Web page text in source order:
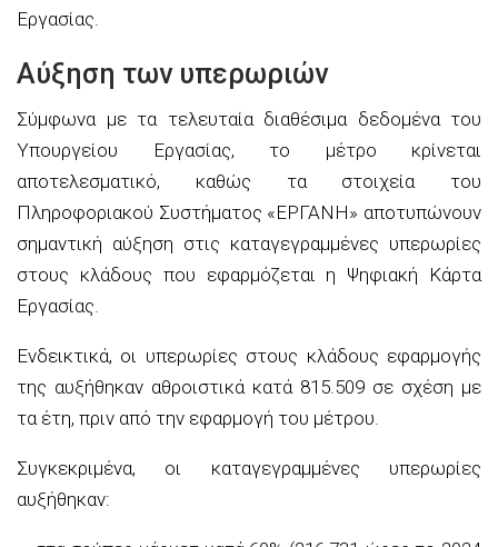
Εργασίας.
Αύξηση των υπερωριών
Σύμφωνα με τα τελευταία διαθέσιμα δεδομένα του
Υπουργείου Εργασίας, το μέτρο κρίνεται
αποτελεσματικό, καθώς τα στοιχεία του
Πληροφοριακού Συστήματος «ΕΡΓΑΝΗ» αποτυπώνουν
σημαντική αύξηση στις καταγεγραμμένες υπερωρίες
στους κλάδους που εφαρμόζεται η Ψηφιακή Κάρτα
Εργασίας.
Ενδεικτικά, οι υπερωρίες στους κλάδους εφαρμογής
της αυξήθηκαν αθροιστικά κατά 815.509 σε σχέση με
τα έτη, πριν από την εφαρμογή του μέτρου.
Συγκεκριμένα, οι καταγεγραμμένες υπερωρίες
αυξήθηκαν: